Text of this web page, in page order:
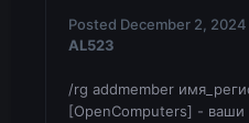
Posted December 2, 2024
AL523
/rg addmember
[OpenComputers] - ваши